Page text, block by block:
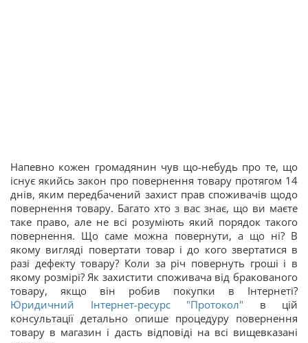
Напевно кожен громадянин чув що-небудь про те, що
існує якийсь закон про повернення товару протягом 14
днів, яким передбачений захист прав споживачів щодо
повернення товару. Багато хто з вас знає, що ви маєте
таке право, але не всі розуміють який порядок такого
повернення. Що саме можна повернути, а що ні? В
якому вигляді повертати товар і до кого звертатися в
разі дефекту товару? Коли за річ повернуть гроші і в
якому розмірі? Як захистити споживача від бракованого
товару, якщо він робив покупки в Інтернеті?
Юридичний Інтернет-ресурс "Протокол" в цій
консультації детально опише процедуру повернення
товару в магазин і дасть відповіді на всі вищевказані